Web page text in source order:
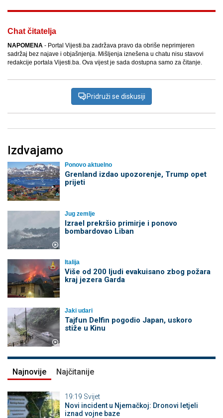
Chat čitatelja
NAPOMENA - Portal Vijesti.ba zadržava pravo da obriše neprimjeren
sadržaj bez najave i objašnjenja. Mišljenja iznešena u chatu nisu stavovi
redakcije portala Vijesti.ba. Ova vijest je sada dostupna samo za čitanje.
Pridruži se diskusiji
Izdvajamo
Ponovo aktuelno
Grenland izdao upozorenje, Trump opet
prijeti
Jug zemlje
Izrael prekršio primirje i ponovo
bombardovao Liban
Italija
Više od 200 ljudi evakuisano zbog požara
kraj jezera Garda
Jaki udari
Tajfun Delfin pogodio Japan, uskoro
stiže u Kinu
Najnovije Najčitanije
19:19 Svijet
Novi incident u Njemačkoj: Dronovi letjeli
iznad vojne baze